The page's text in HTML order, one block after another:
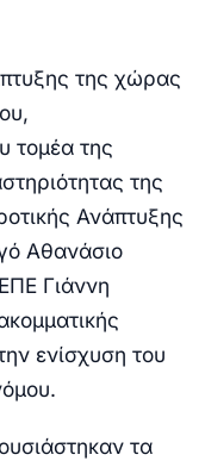
της χώρας
τομέα της
της
Ανάπτυξης
Αθανάσιο
Γιάννη
ενίσχυση του
τα